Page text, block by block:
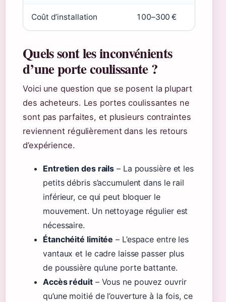
Coût d’installation 100–300 €
Quels sont les inconvénients
d’une porte coulissante ?
Voici une question que se posent la plupart
des acheteurs. Les portes coulissantes ne
sont pas parfaites, et plusieurs contraintes
reviennent régulièrement dans les retours
d’expérience.
Entretien des rails – La poussière et les
petits débris s’accumulent dans le rail
inférieur, ce qui peut bloquer le
mouvement. Un nettoyage régulier est
nécessaire.
Étanchéité limitée – L’espace entre les
vantaux et le cadre laisse passer plus
de poussière qu’une porte battante.
Accès réduit– Vous ne pouvez ouvrir
qu’une moitié de l’ouverture à la fois, ce